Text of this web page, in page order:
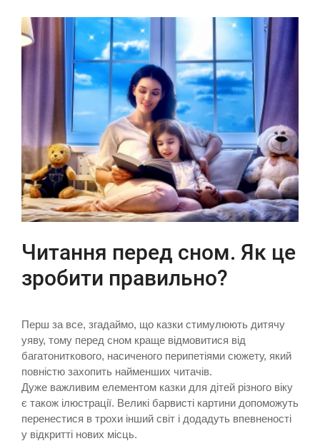
Читання перед сном. Як це
зробити правильно?
Перш за все, згадаймо, що казки стимулюють дитячу
уяву, тому перед сном краще відмовитися від
багатониткового, насиченого перипетіями сюжету, який
повністю захопить найменших читачів.
Дуже важливим елементом казки для дітей різного віку
є також ілюстрації. Великі барвисті картини допоможуть
перенестися в трохи інший світ і додадуть впевненості
у відкритті нових місць.